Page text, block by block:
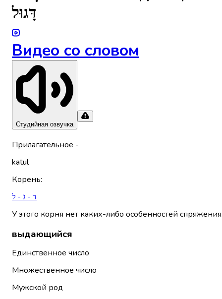
דָּגוּל
Видео со словом
Студийная озвучка
Прилагательное -
katul
Корень:
ד - ג - ל
У этого корня нет каких-либо особенностей
выдающийся
Единственное число
Множественное число
Мужской род